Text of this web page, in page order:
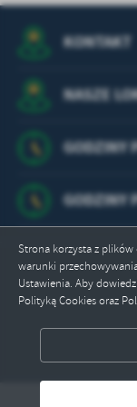
Strona korzysta z plików
warunki
Ustawienia. Aby
Polityką Cookies oraz
KONTAKT
NASZE
GODZINY
GODZINY